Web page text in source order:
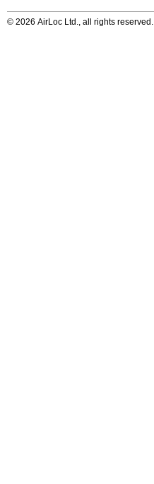
© 2026 AirLoc Ltd., all rights reserved.